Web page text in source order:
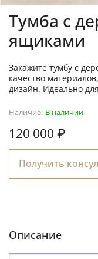
Наличие: В наличии
Тумба с
ящиками
120 000 ₽
Получить
Закажите тумбу с
качество
дизайн. Идеально
Описание